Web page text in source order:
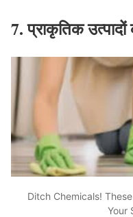
7.प्राकृतिकउत्पादों
Ditch Chemicals!
Your